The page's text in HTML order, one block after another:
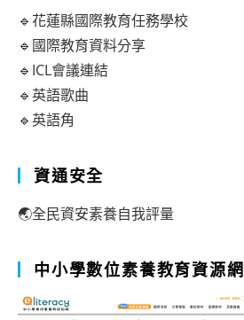
🔹花蓮縣國際教育任務學校
🔹國際教育資料分享
🔹ICL會議連結
🔹英語歌曲
🔹英語角
資通安全
🌏全民資安素養自我評量
中小學數位素養教育資源網